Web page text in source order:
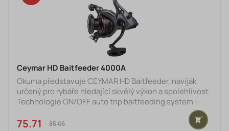
Ceymar HD Baitfeeder 4000A
Okuma představuje CEYMAR HD Baitfeeder, naviják
určený pro rybáře hledající skvělý výkon a spolehlivost.
Technologie ON/OFF auto trip baitfeeding system -
snadné aktivování nebo vypnutí bait feeding systému
umožňuje jednoduše přecházet z režimu volné cívky
75.71 €85.06 €